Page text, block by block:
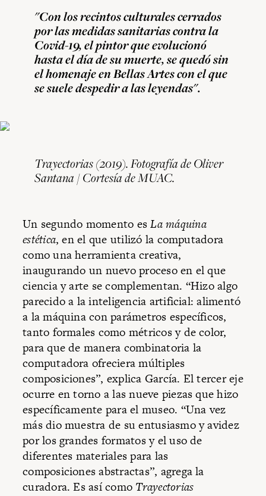
"Con los recintos culturales cerrados
por las medidas sanitarias contra la
Covid-19, el pintor que evolucionó
hasta el día de su muerte, se quedó sin
el homenaje en Bellas Artes con el que
se suele despedir a las leyendas".
Trayectorias(2019). Fotografía de Oliver
Santana / Cortesía de MUAC.
Un segundo momento esLa máquina
estética, en el que utilizó la computadora
como una herramienta creativa,
inaugurando un nuevo proceso en el que
ciencia y arte se complementan. “Hizo algo
parecido a la inteligencia artificial: alimentó
a la máquina con parámetros específicos,
tanto formales como métricos y de color,
para que de manera combinatoria la
computadora ofreciera múltiples
composiciones”, explica García. El tercer eje
ocurre en torno a las nueve piezas que hizo
específicamente para el museo. “Una vez
más dio muestra de su entusiasmo y avidez
por los grandes formatos y el uso de
diferentes materiales para las
composiciones abstractas”, agrega la
curadora. Es así como Trayectorias